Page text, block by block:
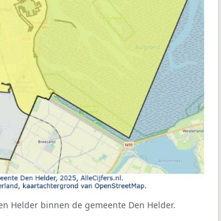
Helder binnen de gemeente Den Helder.